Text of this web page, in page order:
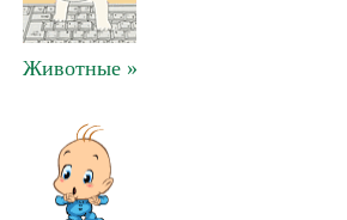
Животные »